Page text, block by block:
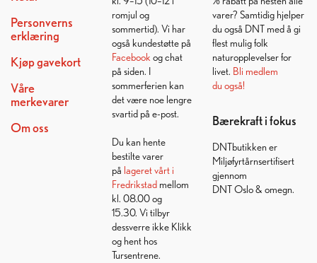
Personverns
erklæring
Kjøp gavekort
Våre
merkevarer
Om oss
romjul og
sommertid). Vi har
også kundestøtte på
Facebook og chat
på siden. I
sommerferien kan
det være noe lengre
svartid på e-post.
Du kan hente
bestilte varer
på lageret vårt i
Fredrikstadmellom
kl. 08.00 og
15.30. Vi tilbyr
dessverre ikke Klikk
og hent hos
Tursentrene.
varer? Samtidig hjelper
du også DNT med å gi
flest mulig folk
naturopplevelser for
livet. Bli medlem
du også!
Bærekraft i fokus
DNTbutikken er
Miljøfyrtårnsertifisert
gjennom
DNT Oslo & omegn.